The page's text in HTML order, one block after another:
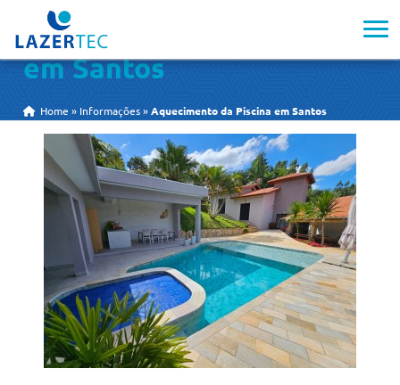
Aquecimento da Piscina
em Santos
Home » Informações »Aquecimento da Piscina em Santos